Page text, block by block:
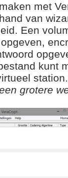
met
van
Een
kunt
station.
grotere